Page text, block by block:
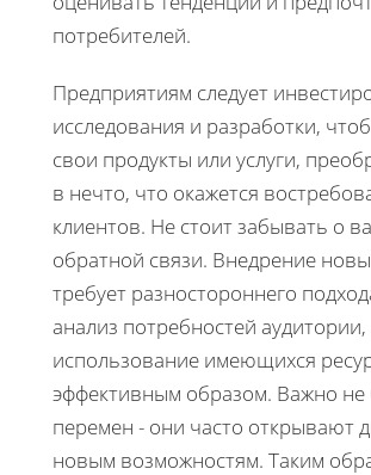
потребителей.
Предприятиям следует
исследования и разработки,
свои продукты или услуги,
в нечто, что окажется
клиентов. Не стоит забывать о
обратной связи. Внедрение
требует разностороннего
анализ потребностей аудитории,
использование имеющихся
эффективным образом. Важно не
перемен - они часто открывают
новым возможностям. Таким